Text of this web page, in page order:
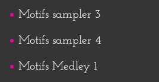
Motifs sampler 3
Motifs sampler 4
Motifs Medley 1